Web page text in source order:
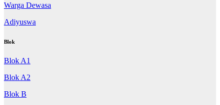
Warga Dewasa
Adiyuswa
Blok
Blok A1
Blok A2
Blok B